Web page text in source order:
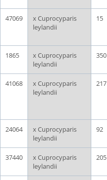
47069
x Cuprocyparis
leylandii
15
1865
x Cuprocyparis
leylandii
350
41068
x Cuprocyparis
leylandii
217
24064
x Cuprocyparis
leylandii
92
37440
x Cuprocyparis
leylandii
205